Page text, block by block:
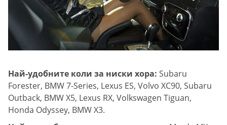
Най-удобните коли за ниски хора: Subaru
Forester, BMW 7-Series, Lexus ES, Volvo XC90, Subaru
Outback, BMW X5, Lexus RX, Volkswagen Tiguan,
Honda Odyssey, BMW X3.